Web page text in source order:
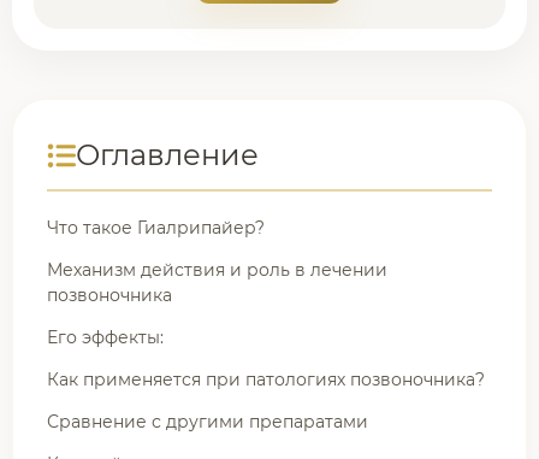
Оглавление
Что такое Гиалрипайер?
Механизм действия и роль в лечении
позвоночника
Его эффекты:
Как применяется при патологиях позвоночника?
Сравнение с другими препаратами